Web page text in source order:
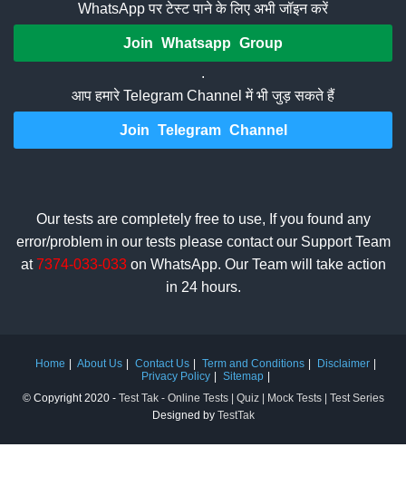
WhatsApp पर टेस्ट पाने के लिए अभी जॉइन करें
Join Whatsapp Group
.
आप हमारे Telegram Channel में भी जुड़ सकते हैं
Join Telegram Channel
Our tests are completely free to use, If you found any
error/problem in our tests please contact our Support Team
at7374-033-033on WhatsApp. Our Team will take action
in 24 hours.
Home About Us Contact Us Term and Conditions
Disclaimer
Privacy Policy
Sitemap
© Copyright 2020 - Test Tak - Online Tests | Quiz | Mock Tests | Test Series
Designed by TestTak